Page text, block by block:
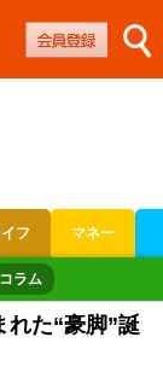
フ マネー
コラム
れた“豪脚”誕